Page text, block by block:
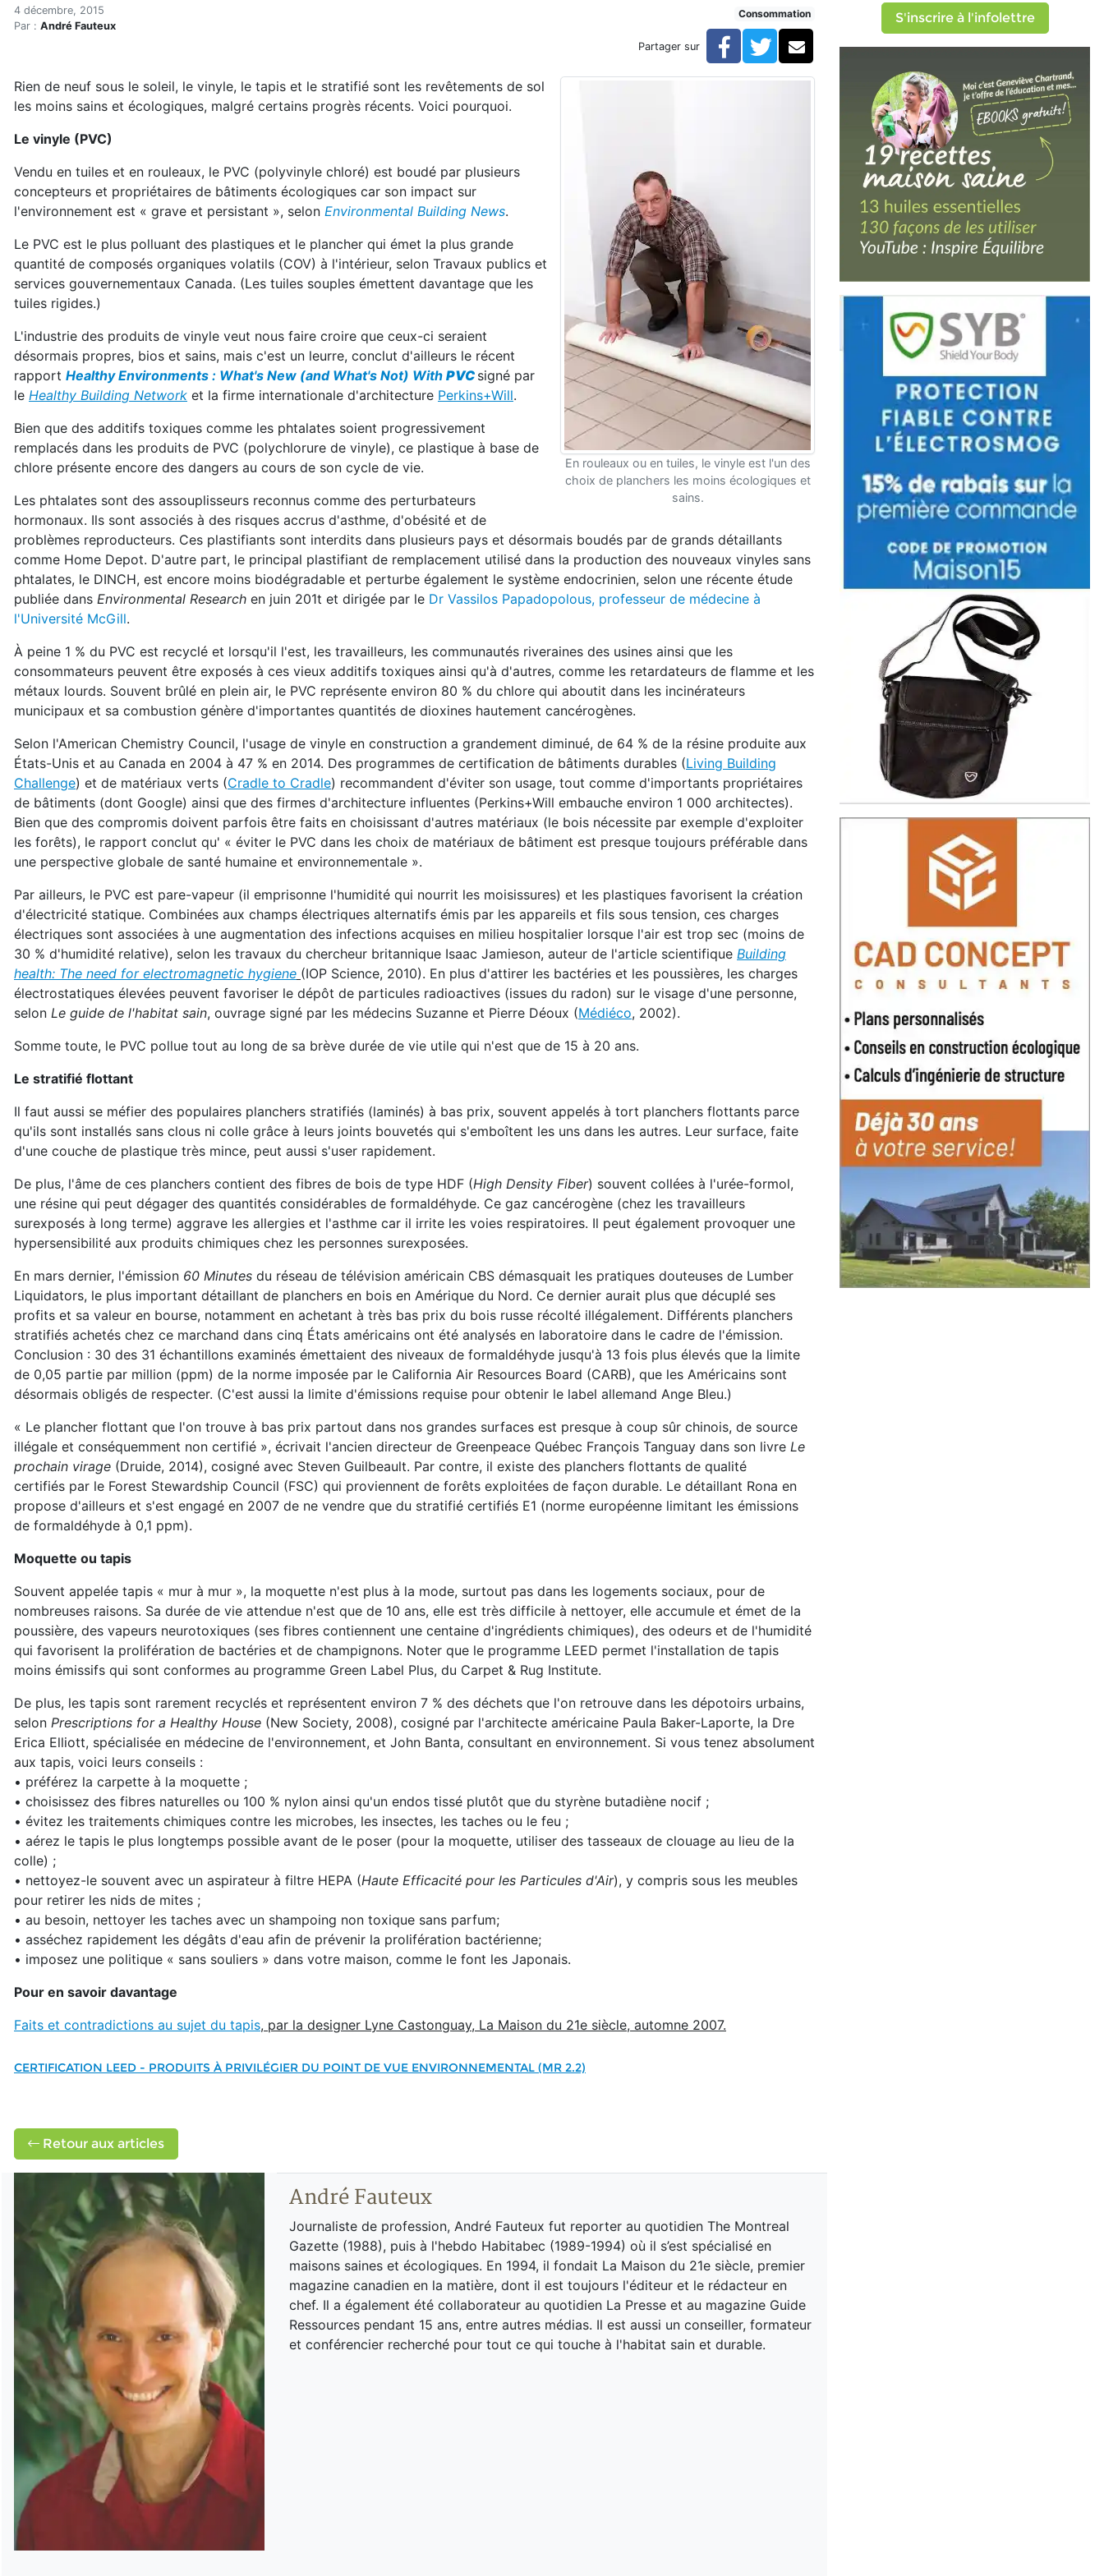
Accueil
Articles
Les planchers les moins écoresponsables
4 décembre, 2015
Par : André Fauteux
Consommation
Partager sur Facebook
TwitterCourriel
En rouleaux ou en tuiles, le vinyle est l'un des
choix de planchers les moins écologiques et
sains.
Rien de neuf sous le soleil, le vinyle, le tapis et le stratifié sont les revêtements de sol
les moins sains et écologiques, malgré certains progrès récents. Voici pourquoi.
Le vinyle (PVC)
Vendu en tuiles et en rouleaux, le PVC (polyvinyle chloré) est boudé par plusieurs
concepteurs et propriétaires de bâtiments écologiques car son impact sur
l'environnement est « grave et persistant », selon Environmental Building News.
Le PVC est le plus polluant des plastiques et le plancher qui émet la plus grande
quantité de composés organiques volatils (COV) à l'intérieur, selon Travaux publics et
services gouvernementaux Canada. (Les tuiles souples émettent davantage que les
tuiles rigides.)
L'industrie des produits de vinyle veut nous faire croire que ceux-ci seraient
désormais propres, bios et sains, mais c'est un leurre, conclut d'ailleurs le récent
rapport Healthy Environments : What's New (and What's Not) With PVC signé par
le Healthy Building Network et la firme internationale d'architecture Perkins+Will.
Bien que des additifs toxiques comme les phtalates soient progressivement
remplacés dans les produits de PVC (polychlorure de vinyle), ce plastique à base de
chlore présente encore des dangers au cours de son cycle de vie.
Les phtalates sont des assouplisseurs reconnus comme des perturbateurs
hormonaux. Ils sont associés à des risques accrus d'asthme, d'obésité et de
problèmes reproducteurs. Ces plastifiants sont interdits dans plusieurs pays et désormais boudés par de grands détaillants
comme Home Depot. D'autre part, le principal plastifiant de remplacement utilisé dans la production des nouveaux vinyles sans
phtalates, le DINCH, est encore moins biodégradable et perturbe également le système endocrinien, selon une récente étude
publiée dans Environmental Research en juin 201t et dirigée par le Dr Vassilos Papadopolous, professeur de médecine à
l'Université McGill.
À peine 1 % du PVC est recyclé et lorsqu'il l'est, les travailleurs, les communautés riveraines des usines ainsi que les
consommateurs peuvent être exposés à ces vieux additifs toxiques ainsi qu'à d'autres, comme les retardateurs de flamme et les
métaux lourds. Souvent brûlé en plein air, le PVC représente environ 80 % du chlore qui aboutit dans les incinérateurs
municipaux et sa combustion génère d'importantes quantités de dioxines hautement cancérogènes.
Selon l'American Chemistry Council, l'usage de vinyle en construction a grandement diminué, de 64 % de la résine produite aux
États-Unis et au Canada en 2004 à 47 % en 2014. Des programmes de certification de bâtiments durables (Living Building
Challenge) et de matériaux verts (Cradle to Cradle) recommandent d'éviter son usage, tout comme d'importants propriétaires
de bâtiments (dont Google) ainsi que des firmes d'architecture influentes (Perkins+Will embauche environ 1 000 architectes).
Bien que des compromis doivent parfois être faits en choisissant d'autres matériaux (le bois nécessite par exemple d'exploiter
les forêts), le rapport conclut qu' « éviter le PVC dans les choix de matériaux de bâtiment est presque toujours préférable dans
une perspective globale de santé humaine et environnementale ».
Par ailleurs, le PVC est pare-vapeur (il emprisonne l'humidité qui nourrit les moisissures) et les plastiques favorisent la création
d'électricité statique. Combinées aux champs électriques alternatifs émis par les appareils et fils sous tension, ces charges
électriques sont associées à une augmentation des infections acquises en milieu hospitalier lorsque l'air est trop sec (moins de
30 % d'humidité relative), selon les travaux du chercheur britannique Isaac Jamieson, auteur de l'article scientifique Building
health: The need for electromagnetic hygiene (IOP Science, 2010). En plus d'attirer les bactéries et les poussières, les charges
électrostatiques élevées peuvent favoriser le dépôt de particules radioactives (issues du radon) sur le visage d'une personne,
selon Le guide de l'habitat sain, ouvrage signé par les médecins Suzanne et Pierre Déoux (Médiéco, 2002).
Somme toute, le PVC pollue tout au long de sa brève durée de vie utile qui n'est que de 15 à 20 ans.
Le stratifié flottant
Il faut aussi se méfier des populaires planchers stratifiés (laminés) à bas prix, souvent appelés à tort planchers flottants parce
qu'ils sont installés sans clous ni colle grâce à leurs joints bouvetés qui s'emboîtent les uns dans les autres. Leur surface, faite
d'une couche de plastique très mince, peut aussi s'user rapidement.
De plus, l'âme de ces planchers contient des fibres de bois de type HDF (High Density Fiber) souvent collées à l'urée-formol,
une résine qui peut dégager des quantités considérables de formaldéhyde. Ce gaz cancérogène (chez les travailleurs
surexposés à long terme) aggrave les allergies et l'asthme car il irrite les voies respiratoires. Il peut également provoquer une
hypersensibilité aux produits chimiques chez les personnes surexposées.
En mars dernier, l'émission 60 Minutes du réseau de télévision américain CBS démasquait les pratiques douteuses de Lumber
Liquidators, le plus important détaillant de planchers en bois en Amérique du Nord. Ce dernier aurait plus que décuplé ses
profits et sa valeur en bourse, notamment en achetant à très bas prix du bois russe récolté illégalement. Différents planchers
stratifiés achetés chez ce marchand dans cinq États américains ont été analysés en laboratoire dans le cadre de l'émission.
Conclusion : 30 des 31 échantillons examinés émettaient des niveaux de formaldéhyde jusqu'à 13 fois plus élevés que la limite
de 0,05 partie par million (ppm) de la norme imposée par le California Air Resources Board (CARB), que les Américains sont
désormais obligés de respecter. (C'est aussi la limite d'émissions requise pour obtenir le label allemand Ange Bleu.)
« Le plancher flottant que l'on trouve à bas prix partout dans nos grandes surfaces est presque à coup sûr chinois, de source
illégale et conséquemment non certifié », écrivait l'ancien directeur de Greenpeace Québec François Tanguay dans son livre Le
prochain virage (Druide, 2014), cosigné avec Steven Guilbeault. Par contre, il existe des planchers flottants de qualité
certifiés par le Forest Stewardship Council (FSC) qui proviennent de forêts exploitées de façon durable. Le détaillant Rona en
propose d'ailleurs et s'est engagé en 2007 de ne vendre que du stratifié certifiés E1 (norme européenne limitant les émissions
de formaldéhyde à 0,1 ppm).
Moquette ou tapis
Souvent appelée tapis « mur à mur », la moquette n'est plus à la mode, surtout pas dans les logements sociaux, pour de
nombreuses raisons. Sa durée de vie attendue n'est que de 10 ans, elle est très difficile à nettoyer, elle accumule et émet de la
poussière, des vapeurs neurotoxiques (ses fibres contiennent une centaine d'ingrédients chimiques), des odeurs et de l'humidité
qui favorisent la prolifération de bactéries et de champignons. Noter que le programme LEED permet l'installation de tapis
moins émissifs qui sont conformes au programme Green Label Plus, du Carpet & Rug Institute.
De plus, les tapis sont rarement recyclés et représentent environ 7 % des déchets que l'on retrouve dans les dépotoirs urbains,
selon Prescriptions for a Healthy House (New Society, 2008), cosigné par l'architecte américaine Paula Baker-Laporte, la Dre
Erica Elliott, spécialisée en médecine de l'environnement, et John Banta, consultant en environnement. Si vous tenez absolument
aux tapis, voici leurs conseils :
• préférez la carpette à la moquette ;
• choisissez des fibres naturelles ou 100 % nylon ainsi qu'un endos tissé plutôt que du styrène butadiène nocif ;
• évitez les traitements chimiques contre les microbes, les insectes, les taches ou le feu ;
• aérez le tapis le plus longtemps possible avant de le poser (pour la moquette, utiliser des tasseaux de clouage au lieu de la
colle) ;
• nettoyez-le souvent avec un aspirateur à filtre HEPA (Haute Efficacité pour les Particules d'Air), y compris sous les meubles
pour retirer les nids de mites ;
• au besoin, nettoyer les taches avec un shampoing non toxique sans parfum;
• asséchez rapidement les dégâts d'eau afin de prévenir la prolifération bactérienne;
• imposez une politique « sans souliers » dans votre maison, comme le font les Japonais.
Pour en savoir davantage
Faits et contradictions au sujet du tapis, par la designer Lyne Castonguay, La Maison du 21e siècle, automne 2007.
CERTIFICATION LEED - PRODUITS À PRIVILÉGIER DU POINT DE VUE ENVIRONNEMENTAL (MR 2.2)
Retour aux articles
André Fauteux
Journaliste de profession, André Fauteux fut reporter au quotidien The Montreal
Gazette (1988), puis à l'hebdo Habitabec (1989-1994) où il s’est spécialisé en
maisons saines et écologiques. En 1994, il fondait La Maison du 21e siècle, premier
magazine canadien en la matière, dont il est toujours l'éditeur et le rédacteur en
chef. Il a également été collaborateur au quotidien La Presse et au magazine Guide
Ressources pendant 15 ans, entre autres médias. Il est aussi un conseiller, formateur
et conférencier recherché pour tout ce qui touche à l'habitat sain et durable.
S'inscrire à l'infolettre